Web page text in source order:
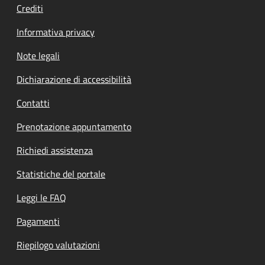
Crediti
Informativa privacy
Note legali
Dichiarazione di accessibilità
Contatti
Prenotazione appuntamento
Richiedi assistenza
Statistiche del portale
Leggi le FAQ
Pagamenti
Riepilogo valutazioni